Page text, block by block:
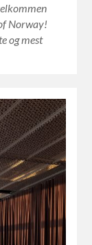
Norway!
og mest